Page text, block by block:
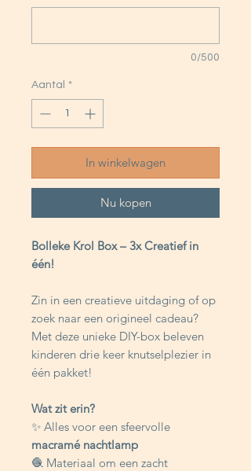
0/500
Aantal *
In winkelwagen
Nu kopen
Bolleke Krol Box – 3x Creatief in
één!
Zin in een creatieve uitdaging of op
zoek naar een origineel cadeau?
Met deze unieke DIY-box beleven
kinderen drie keer knutselplezier in
één pakket!
Wat zit erin?
✨ Alles voor een sfeervolle
macramé nachtlamp
🧶 Materiaal om een zacht